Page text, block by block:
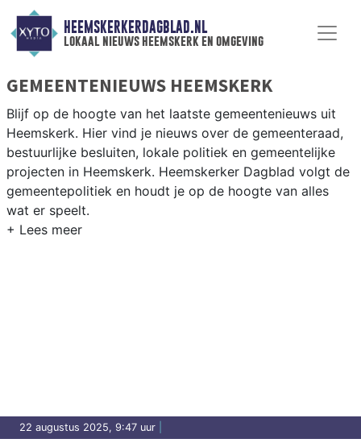
HEEMSKERKERDAGBLAD.NL
lokaal nieuws heemskerk en omgeving
GEMEENTENIEUWS HEEMSKERK
Blijf op de hoogte van het laatste gemeentenieuws uit
Heemskerk. Hier vind je nieuws over de gemeenteraad,
bestuurlijke besluiten, lokale politiek en gemeentelijke
projecten in Heemskerk. Heemskerker Dagblad volgt de
gemeentepolitiek en houdt je op de hoogte van alles
wat er speelt.
22 augustus 2025, 9:47 uur